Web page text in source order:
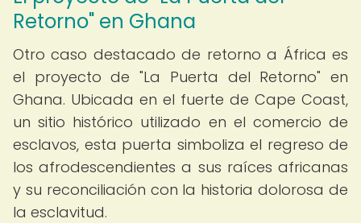
Retorno" en Ghana
Otro caso destacado de retorno a África es
el proyecto de "La Puerta del Retorno" en
Ghana. Ubicada en el fuerte de Cape Coast,
un sitio histórico utilizado en el comercio de
esclavos, esta puerta simboliza el regreso de
los afrodescendientes a sus raíces africanas
y su reconciliación con la historia dolorosa de
la esclavitud.